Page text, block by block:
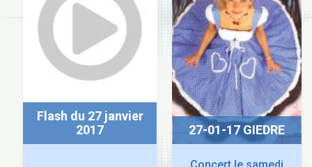
Flash du 27 janvier
2017
27-01-17 GIEDRE